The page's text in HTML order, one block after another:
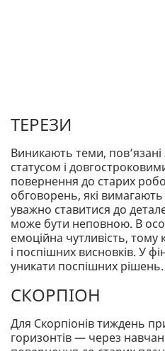
ТЕРЕЗИ
Виникають теми, пов’язані
статусом і
повернення до старих
обговорень, які
уважно ставитися до
може бути неповною. В
емоційна чутливість, тому
і поспішних висновків. У
уникати поспішних рішень.
СКОРПІОН
Для Скорпіонів тиждень
горизонтів — через